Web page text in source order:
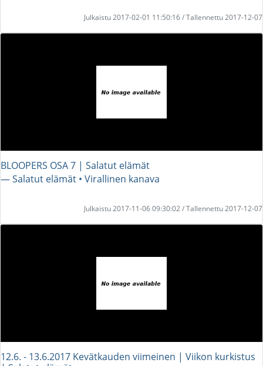
Julkaistu 2017-02-01 11:50:16 / Tallennettu 2017-12-07
BLOOPERS OSA 7 | Salatut elämät
― Salatut elämät • Virallinen kanava
Julkaistu 2017-11-06 09:30:02 / Tallennettu 2017-12-07
12.6. - 13.6.2017 Kevätkauden viimeinen | Viikon kurkistus